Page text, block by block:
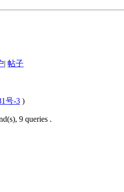
| 帖子
号-3 )
9 queries .